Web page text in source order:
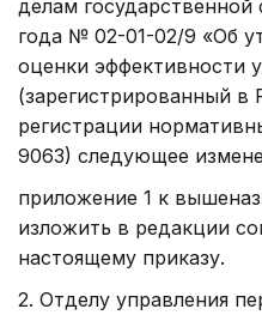
делам государственной
года № 02-01-02/9 «Об
оценки эффективности
(зарегистрированный в
регистрации
9063) следующее
приложение 1 к
изложить в редакции
настоящему приказу.
2. Отделу управления